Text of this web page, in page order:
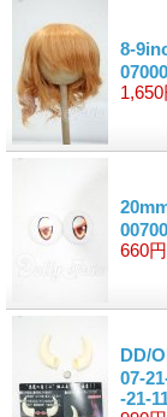
8-
1,650
660円
DD/
07-
-21-